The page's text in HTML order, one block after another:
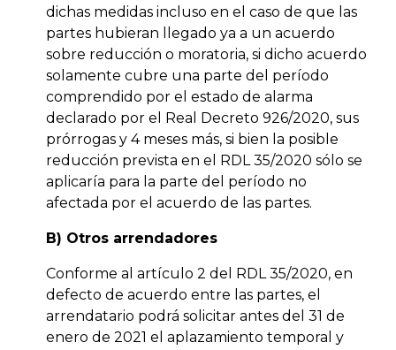
dichas medidas incluso en el caso de que las
partes hubieran llegado ya a un acuerdo
sobre reducción o moratoria, si dicho acuerdo
solamente cubre una parte del período
comprendido por el estado de alarma
declarado por el Real Decreto 926/2020, sus
prórrogas y 4 meses más, si bien la posible
reducción prevista en el RDL 35/2020 sólo se
aplicaría para la parte del período no
afectada por el acuerdo de las partes.
B) Otros arrendadores
Conforme al artículo 2 del RDL 35/2020, en
defecto de acuerdo entre las partes, el
arrendatario podrá solicitar antes del 31 de
enero de 2021 el aplazamiento temporal y